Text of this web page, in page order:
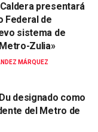
presentará
Federal de
sistema de
Zulia»
MÁRQUEZ
designado como
del Metro de